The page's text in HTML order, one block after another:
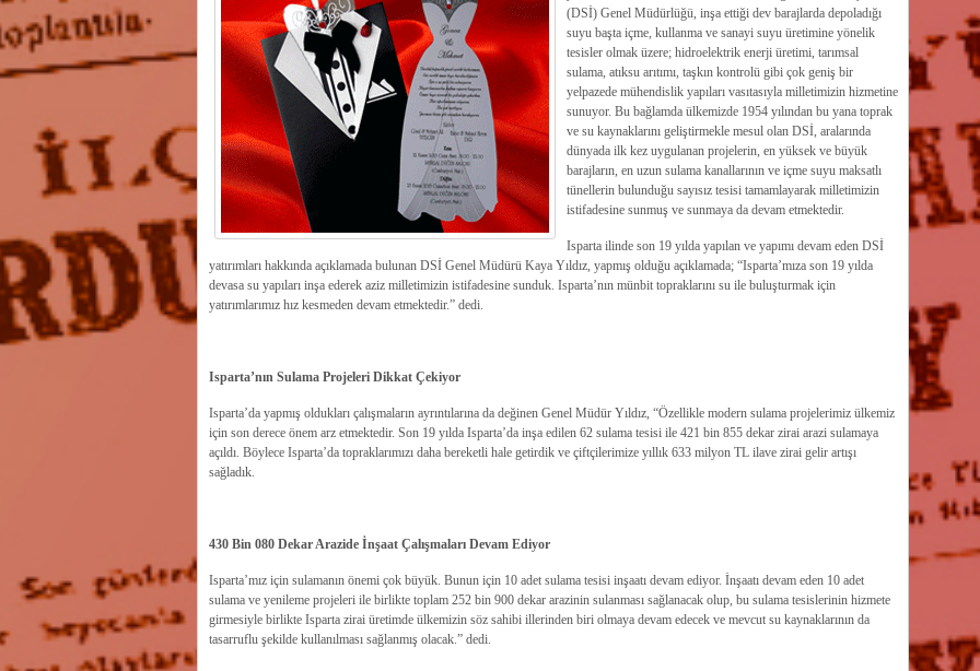
(DSİ) Genel Müdürlüğü, inşa ettiği dev barajlarda depoladığı
suyu başta içme, kullanma ve sanayi suyu üretimine yönelik
tesisler olmak üzere; hidroelektrik enerji üretimi, tarımsal
sulama, atıksu arıtımı, taşkın kontrolü gibi çok geniş bir
yelpazede mühendislik yapıları vasıtasıyla milletimizin hizmetine
sunuyor. Bu bağlamda ülkemizde 1954 yılından bu yana toprak
ve su kaynaklarını geliştirmekle mesul olan DSİ, aralarında
dünyada ilk kez uygulanan projelerin, en yüksek ve büyük
barajların, en uzun sulama kanallarının ve içme suyu maksatlı
tünellerin bulunduğu sayısız tesisi tamamlayarak milletimizin
istifadesine sunmuş ve sunmaya da devam etmektedir.
Isparta ilinde son 19 yılda yapılan ve yapımı devam eden DSİ
yatırımları hakkında açıklamada bulunan DSİ Genel Müdürü Kaya Yıldız, yapmış olduğu açıklamada; “Isparta’mıza son 19 yılda
devasa su yapıları inşa ederek aziz milletimizin istifadesine sunduk. Isparta’nın münbit topraklarını su ile buluşturmak için
yatırımlarımız hız kesmeden devam etmektedir.” dedi.
Isparta’nın Sulama Projeleri Dikkat Çekiyor
Isparta’da yapmış oldukları çalışmaların ayrıntılarına da değinen Genel Müdür Yıldız, “Özellikle modern sulama projelerimiz ülkemiz
için son derece önem arz etmektedir. Son 19 yılda Isparta’da inşa edilen 62 sulama tesisi ile 421 bin 855 dekar zirai arazi sulamaya
açıldı. Böylece Isparta’da topraklarımızı daha bereketli hale getirdik ve çiftçilerimize yıllık 633 milyon TL ilave zirai gelir artışı
sağladık.
430 Bin 080 Dekar Arazide İnşaat Çalışmaları Devam Ediyor
Isparta’mız için sulamanın önemi çok büyük. Bunun için 10 adet sulama tesisi inşaatı devam ediyor. İnşaatı devam eden 10 adet
sulama ve yenileme projeleri ile birlikte toplam 252 bin 900 dekar arazinin sulanması sağlanacak olup, bu sulama tesislerinin hizmete
girmesiyle birlikte Isparta zirai üretimde ülkemizin söz sahibi illerinden biri olmaya devam edecek ve mevcut su kaynaklarının da
tasarruflu şekilde kullanılması sağlanmış olacak.” dedi.